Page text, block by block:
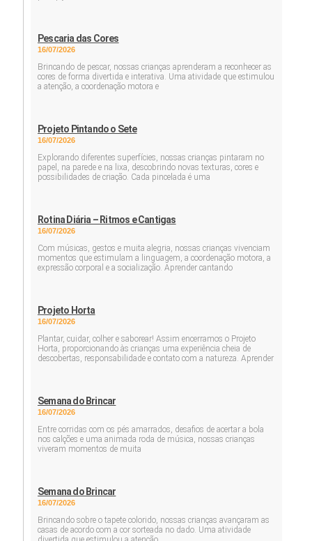
Pescaria das Cores
16/07/2026
Brincando de pescar, nossas crianças aprenderam a reconhecer as
cores de forma divertida e interativa. Uma atividade que estimulou
a atenção, a coordenação motora e
Projeto Pintando o Sete
16/07/2026
Explorando diferentes superfícies, nossas crianças pintaram no
papel, na parede e na lixa, descobrindo novas texturas, cores e
possibilidades de criação. Cada pincelada é uma
Rotina Diária – Ritmos e Cantigas
16/07/2026
Com músicas, gestos e muita alegria, nossas crianças vivenciam
momentos que estimulam a linguagem, a coordenação motora, a
expressão corporal e a socialização. Aprender cantando
Projeto Horta
16/07/2026
Plantar, cuidar, colher e saborear! Assim encerramos o Projeto
Horta, proporcionando às crianças uma experiência cheia de
descobertas, responsabilidade e contato com a natureza. Aprender
Semana do Brincar
16/07/2026
Entre corridas com os pés amarrados, desafios de acertar a bola
nos calções e uma animada roda de música, nossas crianças
viveram momentos de muita
Semana do Brincar
16/07/2026
Brincando sobre o tapete colorido, nossas crianças avançaram as
casas de acordo com a cor sorteada no dado. Uma atividade